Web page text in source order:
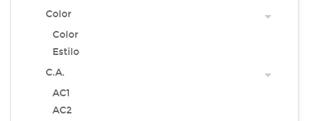
Color
Color
Estilo
C.A.
AC1
AC2